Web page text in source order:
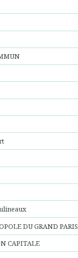
DU GRAND PARIS
CAPITALE